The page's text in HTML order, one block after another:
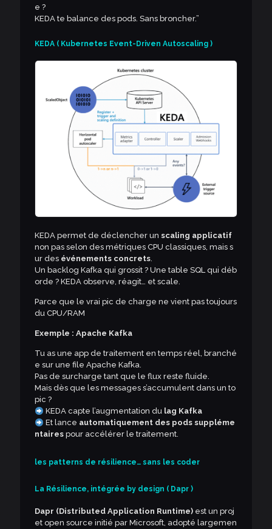
e ?
KEDA te balance des pods. Sans broncher.”
KEDA ( Kubernetes Event-Driven Autoscaling )
KEDA permet de déclencher un scaling applicatif
non pas selon des métriques CPU classiques, mais s
ur des événements concrets.
Un backlog Kafka qui grossit ? Une table SQL qui déb
orde ? KEDA observe, réagit… et scale.
Parce que le vrai pic de charge ne vient pas toujours
du CPU/RAM
Exemple : Apache Kafka
Tu as une app de traitement en temps réel, branché
e sur une file Apache Kafka.
Pas de surcharge tant que le flux reste fluide.
Mais dès que les messages s’accumulent dans un to
pic ?
KEDA capte l’augmentation du lag Kafka
Et lance automatiquement des pods suppléme
ntaires pour accélérer le traitement.
les patterns de résilience… sans les coder
La Résilience, intégrée by design ( Dapr )
Dapr (Distributed Application Runtime) est un proj
et open source initié par Microsoft, adopté largemen